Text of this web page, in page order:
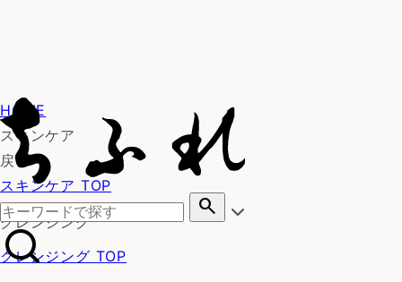
search
HOME
スキンケア
戻る
スキンケア TOP
クレンジング
クレンジング TOP